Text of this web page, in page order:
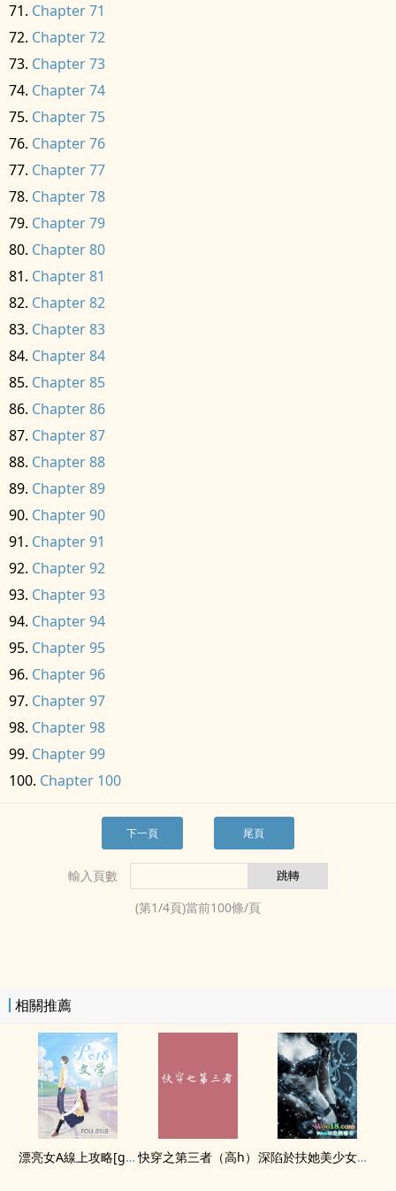
Chapter 71
Chapter 72
Chapter 73
Chapter 74
Chapter 75
Chapter 76
Chapter 77
Chapter 78
Chapter 79
Chapter 80
Chapter 81
Chapter 82
Chapter 83
Chapter 84
Chapter 85
Chapter 86
Chapter 87
Chapter 88
Chapter 89
Chapter 90
Chapter 91
Chapter 92
Chapter 93
Chapter 94
Chapter 95
Chapter 96
Chapter 97
Chapter 98
Chapter 99
Chapter 100
下一頁 尾頁
輸入頁數
(第1/4頁)當前100條/頁
相關推薦
漂亮女A線上攻略[gb快穿] 快穿之第三者（‌​高‌‎​h‎） 深陷於扶她美少女的辱罵疼愛之中（NP ​高­‌H‎）